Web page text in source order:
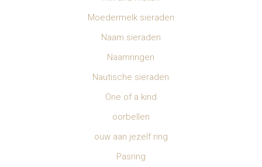
Moedermelk sieraden
Naam sieraden
Naamringen
Nautische sieraden
One of a kind
oorbellen
ouw aan jezelf ring
Pasring